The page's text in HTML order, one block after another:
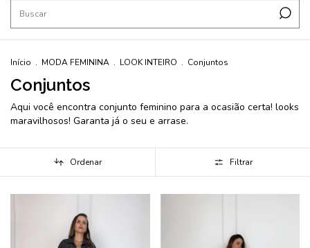
Início . MODA FEMININA . LOOK INTEIRO . Conjuntos
Conjuntos
Aqui você encontra conjunto feminino para a ocasião certa! looks
maravilhosos! Garanta já o seu e arrase.
Ordenar Filtrar